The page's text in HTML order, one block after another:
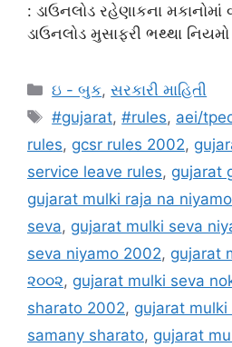
: ડાઉનલોડ રહેણાકના મકાનોમાં
ડાઉનલોડ મુસાફરી ભથ્થા
Categories
ઇ - બુક,સરકારી માહિતી
Tags
#gujarat,#rules, aei/
rules, gcsr rules 2002,
service leave rules, gujarat
gujarat mulki raja na
seva, gujarat mulki seva
seva niyamo 2002, gujarat
૨૦૦૨, gujarat mulki seva
sharato 2002, gujarat
samany sharato, gujarat